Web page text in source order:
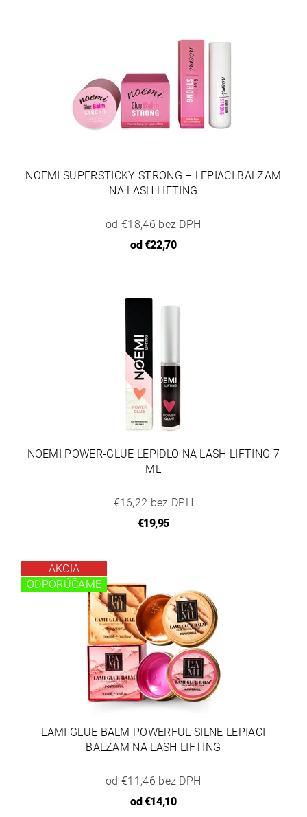
NOEMI SUPERSTICKY STRONG – LEPIACI BALZAM
NA LASH LIFTING
od €18,46 bez DPH
od€22,70
NOEMI POWER-GLUE LEPIDLO NA LASH LIFTING 7
ML
€16,22 bez DPH
€19,95
AKCIA
ODPORÚČAME
LAMI GLUE BALM POWERFUL SILNE LEPIACI
BALZAM NA LASH LIFTING
od €11,46 bez DPH
od€14,10